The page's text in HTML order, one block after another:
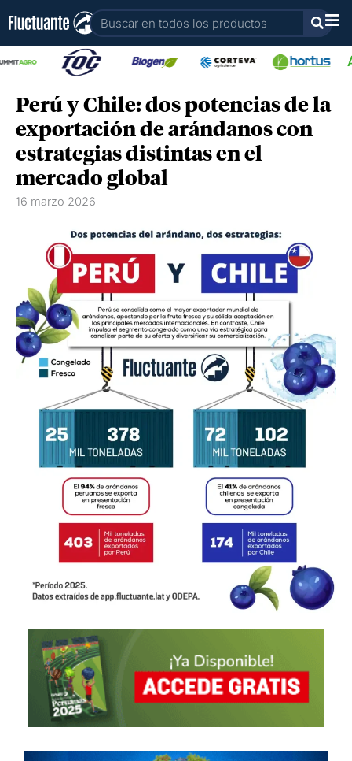
contenido
Buscar
Perú y Chile: dos potencias de la
exportación de arándanos con
estrategias distintas en el
mercado global
16 marzo 2026